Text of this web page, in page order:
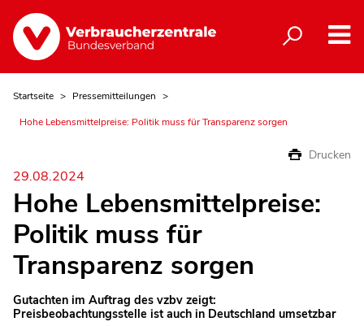
Startseite
Pressemitteilungen
Hohe Lebensmittelpreise: Politik muss für Transparenz sorgen
Drucken
29.08.2024
Hohe Lebensmittelpreise:
Politik muss für
Transparenz sorgen
Gutachten im Auftrag des vzbv zeigt:
Preisbeobachtungsstelle ist auch in Deutschland umsetzbar